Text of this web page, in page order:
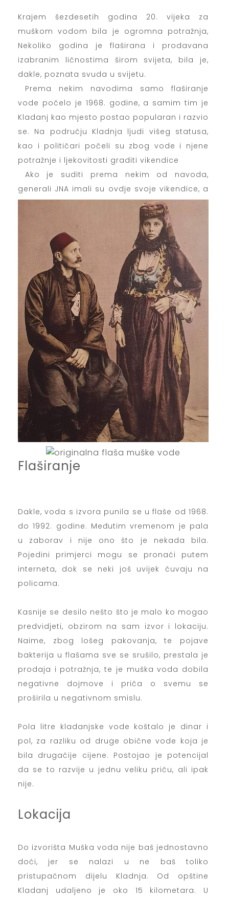
Krajem šezdesetih godina 20. vijeka za
muškom vodom bila je ogromna potražnja,
Nekoliko godina je flaširana i prodavana
izabranim ličnostima širom svijeta, bila je,
dakle, poznata svuda u svijetu.
Prema nekim navodima samo flaširanje
vode počelo je 1968. godine, a samim tim je
Kladanj kao mjesto postao popularan i razvio
se. Na području Kladnja ljudi višeg statusa,
kao i političari počeli su zbog vode i njene
potražnje i ljekovitosti graditi vikendice
Ako je suditi prema nekim od navoda,
generali JNA imali su ovdje svoje vikendice, a
postoje i priče među narodom da su mušku
vodu donosili i Josipu Brozu Titu.
Flaširanje
Dakle, voda s izvora punila se u flaše od 1968.
do 1992. godine. Međutim vremenom je pala
u zaborav i nije ono što je nekada bila.
Pojedini primjerci mogu se pronaći putem
interneta, dok se neki još uvijek čuvaju na
policama.
Kasnije se desilo nešto što je malo ko mogao
predvidjeti, obzirom na sam izvor i lokaciju.
Naime, zbog lošeg pakovanja, te pojave
bakterija u flašama sve se srušilo, prestala je
prodaja i potražnja, te je muška voda dobila
negativne dojmove i priča o svemu se
proširila u negativnom smislu.
Pola litre kladanjske vode koštalo je dinar i
pol, za razliku od druge obične vode koja je
bila drugačije cijene. Postojao je potencijal
da se to razvije u jednu veliku priču, ali ipak
nije.
Lokacija
Do izvorišta Muška voda nije baš jednostavno
doći, jer se nalazi u ne baš toliko
pristupačnom dijelu Kladnja. Od opštine
Kladanj udaljeno je oko 15 kilometara. U